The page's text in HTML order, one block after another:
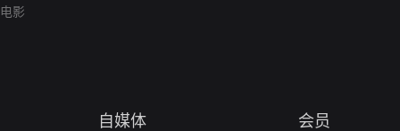
电影
自媒体 会员